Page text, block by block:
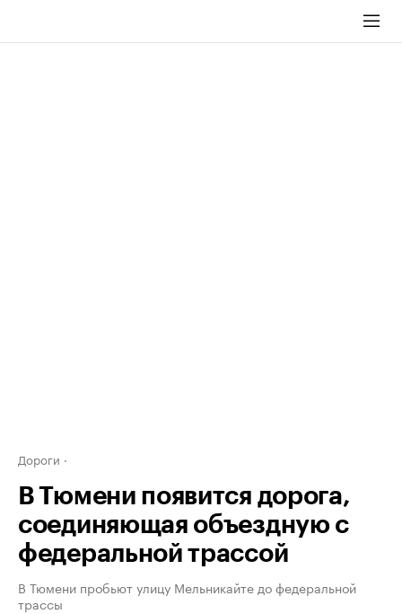
Дороги
В Тюмени появится дорога,
соединяющая объездную с
федеральной трассой
В Тюмени пробьют улицу Мельникайте до федеральной
трассы